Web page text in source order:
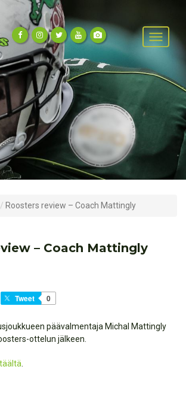
/ Roosters review – Coach Mattingly
– Coach Mattingly
Tweet 0
päävalmentaja Michal Mattingly
ottelun jälkeen.
täältä